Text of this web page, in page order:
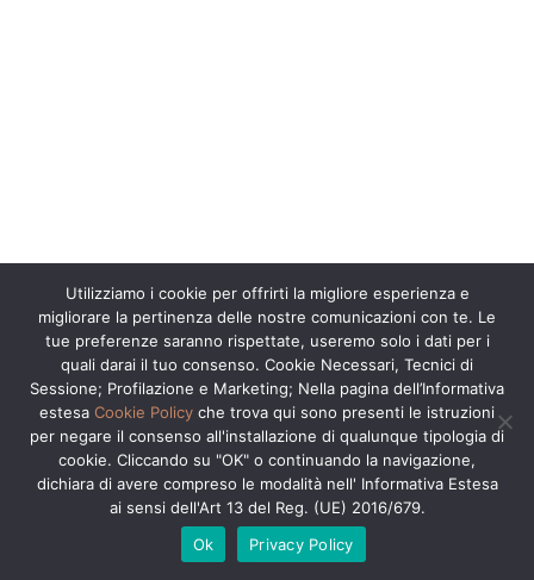
Utilizziamo i cookie per offrirti la migliore esperienza e
migliorare la pertinenza delle nostre comunicazioni con te. Le
tue preferenze saranno rispettate, useremo solo i dati per i
quali darai il tuo consenso. Cookie Necessari, Tecnici di
Sessione; Profilazione e Marketing; Nella pagina dell’Informativa
estesa Cookie Policy che trova qui sono presenti le istruzioni
per negare il consenso all'installazione di qualunque tipologia di
cookie. Cliccando su "OK" o continuando la navigazione,
dichiara di avere compreso le modalità nell' Informativa Estesa
ai sensi dell'Art 13 del Reg. (UE) 2016/679.
Ok
Privacy Policy